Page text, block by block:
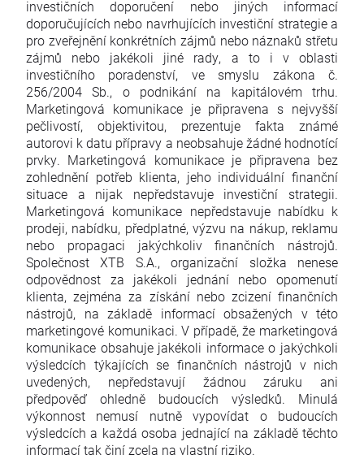
investičních doporučení nebo jiných informací
doporučujících nebo navrhujících investiční strategie a
pro zveřejnění konkrétních zájmů nebo náznaků střetu
zájmů nebo jakékoli jiné rady, a to i v oblasti
investičního poradenství, ve smyslu zákona č.
256/2004 Sb., o podnikání na kapitálovém trhu.
Marketingová komunikace je připravena s nejvyšší
pečlivostí, objektivitou, prezentuje fakta známé
autorovi k datu přípravy a neobsahuje žádné hodnotící
prvky. Marketingová komunikace je připravena bez
zohlednění potřeb klienta, jeho individuální finanční
situace a nijak nepředstavuje investiční strategii.
Marketingová komunikace nepředstavuje nabídku k
prodeji, nabídku, předplatné, výzvu na nákup, reklamu
nebo propagaci jakýchkoliv finančních nástrojů.
Společnost XTB S.A., organizační složka nenese
odpovědnost za jakékoli jednání nebo opomenutí
klienta, zejména za získání nebo zcizení finančních
nástrojů, na základě informací obsažených v této
marketingové komunikaci. V případě, že marketingová
komunikace obsahuje jakékoli informace o jakýchkoli
výsledcích týkajících se finančních nástrojů v nich
uvedených, nepředstavují žádnou záruku ani
předpověď ohledně budoucích výsledků. Minulá
výkonnost nemusí nutně vypovídat o budoucích
výsledcích a každá osoba jednající na základě těchto
informací tak činí zcela na vlastní riziko.